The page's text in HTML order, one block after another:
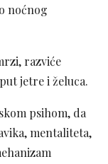
noćnog
razviće
jetre i želuca.
psihom, da
mentaliteta,